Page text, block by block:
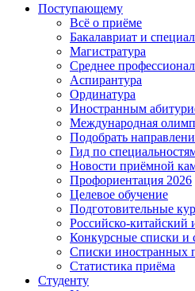
Поступающему
Всё о приёме
Бакалавриат и
Магистратура
Среднее
Аспирантура
Ординатура
Иностранным
Международная
Подобрать
Гид по
Новости приёмной
Профориентация 2026
Целевое обучение
Подготовительные
Российско-китайский
Конкурсные списки
Списки иностранных
Статистика приёма
Студенту